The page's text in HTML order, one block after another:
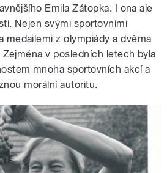
Emila Zátopka. I ona ale
Nejen svými sportovními
medailemi z olympiády a dvěma
v posledních letech byla
mnoha sportovních akcí a
morální autoritu.